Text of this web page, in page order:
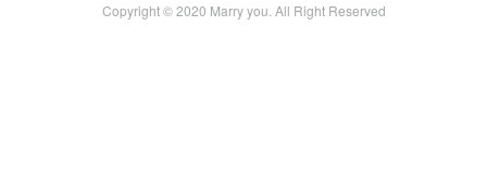
Copyright © 2020 Marry you. All Right Reserved